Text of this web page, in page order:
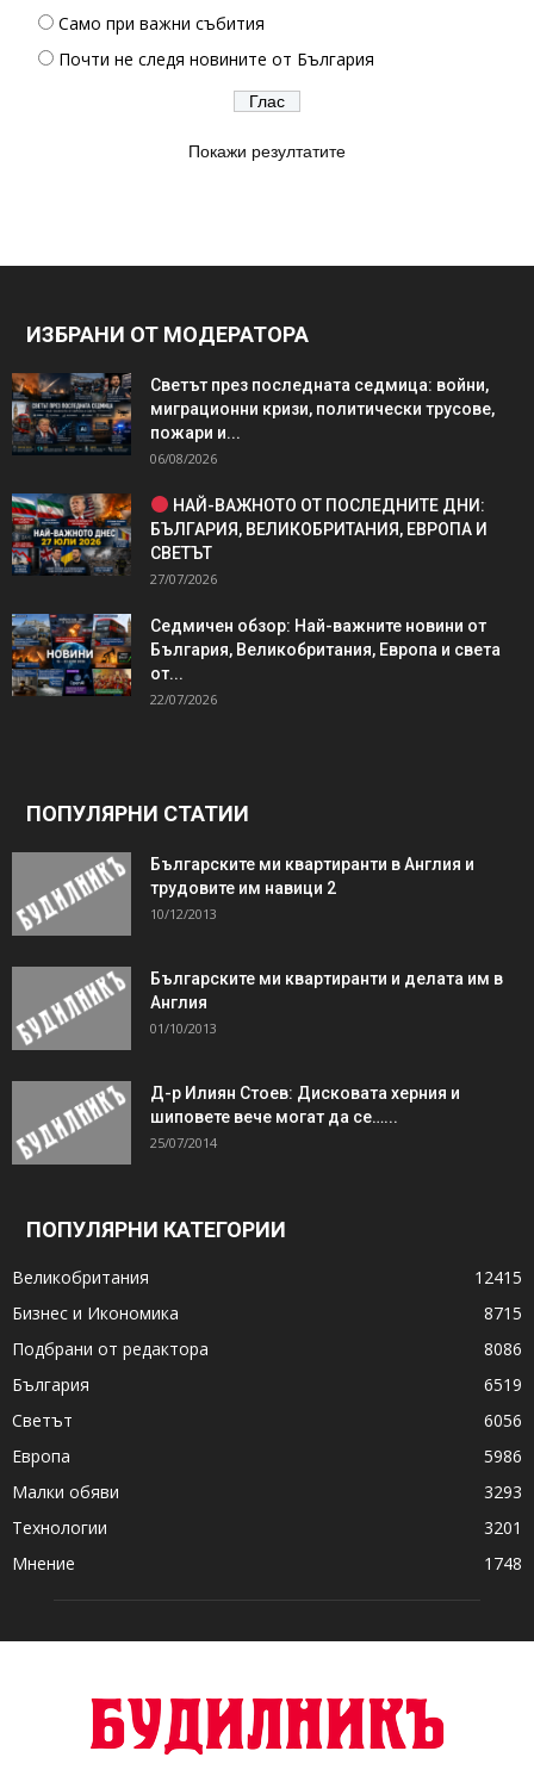
Само при важни събития
Почти не следя новините от България
Покажи резултатите
ИЗБРАНИ ОТ МОДЕРАТОРА
Светът през последната седмица: войни,
миграционни кризи, политически трусове,
пожари и...
06/08/2026
НАЙ-ВАЖНОТО ОТ ПОСЛЕДНИТЕ ДНИ:
БЪЛГАРИЯ, ВЕЛИКОБРИТАНИЯ, ЕВРОПА И
СВЕТЪТ
27/07/2026
Седмичен обзор: Най-важните новини от
България, Великобритания, Европа и света
от...
22/07/2026
ПОПУЛЯРНИ СТАТИИ
Българските ми квартиранти в Англия и
трудовите им навици 2
10/12/2013
Българските ми квартиранти и делата им в
Англия
01/10/2013
Д-р Илиян Стоев: Дисковата херния и
шиповете вече могат да се…...
25/07/2014
ПОПУЛЯРНИ КАТЕГОРИИ
Великобритания
12415
Бизнес и Икономика
8715
Подбрани от редактора
8086
България
6519
Светът
6056
Европа
5986
Малки обяви
3293
Технологии
3201
Мнение
1748